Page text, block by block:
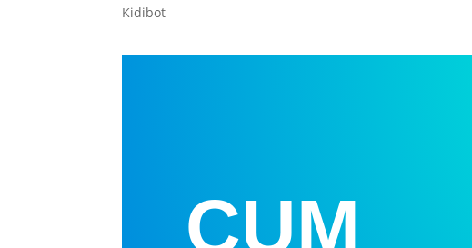
Kidibot
CUM